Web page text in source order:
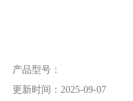
产品型号：
更新时间：2025-09-07